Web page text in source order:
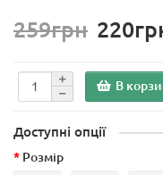
259грн
В
Доступні опції
Розмір